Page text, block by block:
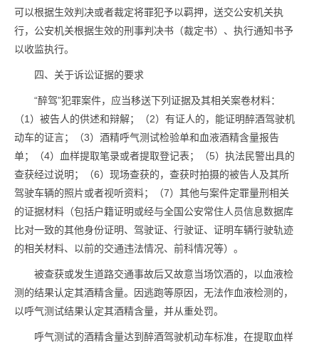
可以根据生效判决或者裁定将罪犯予以羁押，送交公安机关执
行，公安机关根据生效的刑事判决书（裁定书）、执行通知书予
以收监执行。
四、关于诉讼证据的要求
“醉驾”犯罪案件，应当移送下列证据及其相关案卷材料：
（1）被告人的供述和辩解；（2）有证人的，能证明醉酒驾驶机
动车的证言；（3）酒精呼气测试检验单和血液酒精含量报告
单；（4）血样提取笔录或者提取登记表；（5）执法民警出具的
查获经过说明；（6）现场查获的，查获时拍摄的被告人及其所
驾驶车辆的照片或者视听资料；（7）其他与案件定罪量刑相关
的证据材料（包括户籍证明或经与全国公安常住人员信息数据库
比对一致的其他身份证明、驾驶证、行驶证、证明车辆行驶轨迹
的相关材料、以前的交通违法情况、前科情况等）。
被查获或发生道路交通事故后又故意当场饮酒的，以血液检
测的结果认定其酒精含量。因逃跑等原因，无法作血液检测的，
以呼气测试结果认定其酒精含量，并从重处罚。
呼气测试的酒精含量达到醉酒驾驶机动车标准，在提取血样